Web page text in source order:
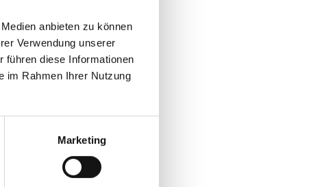
anbieten zu können
Verwendung unserer
führen diese Informationen
im Rahmen Ihrer Nutzung
Marketing